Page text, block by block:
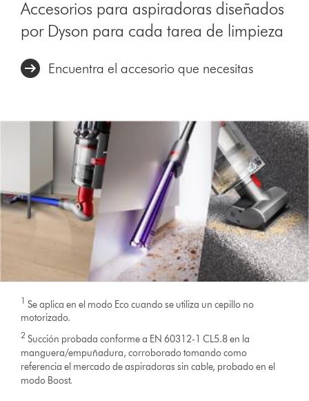
Accesorios para aspiradoras diseñados
por Dyson para cada tarea de limpieza
Encuentra el accesorio que necesitas
1 Se aplica en el modo Eco cuando se utiliza un cepillo no
motorizado.
2 Succión probada conforme a EN 60312-1 CL5.8 en la
manguera/empuñadura, corroborado tomando como
referencia el mercado de aspiradoras sin cable, probado en el
modo Boost.